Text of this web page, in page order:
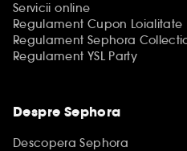
Servicii online
Regulament Cupon Loialitate
Regulament Sephora
Regulament YSL Party
Despre Sephora
Descopera Sephora